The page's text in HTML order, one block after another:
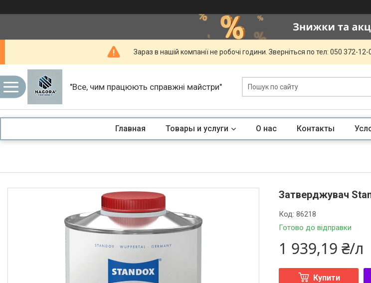
Зараз в нашій компанії не робочі години. Зверніться по тел: 050 372-
"Все, чим працюють справжні майстри"
Главная Товары и услуги О нас Контакты
Затверджувач
Готово до відправки
Код:86218
1 939,19 ₴/л
Купити